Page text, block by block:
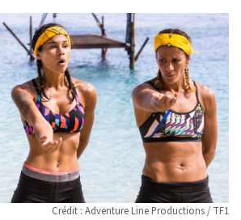
Crédit : Adventure Line Productions / TF1